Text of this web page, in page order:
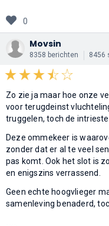
0
Movsin
8358 berichten 8456
Zo zie ja maar hoe onze
voor terugdeinst
truggelen, toch de
Deze ommekeer is
zonder dat er al te veel
pas komt. Ook het slot is
en enigszins verrassend.
Geen echte hoogvlieger
samenleving benaderd,